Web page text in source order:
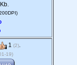
1(2).
19)